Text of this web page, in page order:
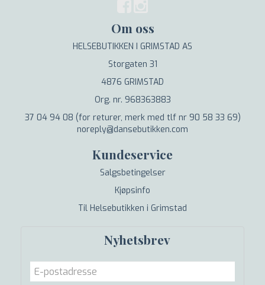
Om oss
HELSEBUTIKKEN I GRIMSTAD AS
Storgaten 31
4876 GRIMSTAD
Org. nr. 968363883
37 04 94 08 (for returer, merk med tlf nr 90 58 33 69)
noreply@dansebutikken.com
Kundeservice
Salgsbetingelser
Kjøpsinfo
Til Helsebutikken i Grimstad
Nyhetsbrev